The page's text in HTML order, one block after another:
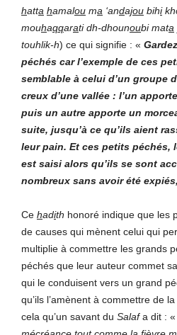
hatta hamalou ma ‘andajou bihi
mouhaqqarati dh-dhounoubi mata
touhlik-h) ce qui signifie : «
péchés car l’exemple de ces
semblable à celui d’un groupe
creux d’une vallée : l’un
puis un autre apporte un
suite, jusqu’à ce qu’ils aient
leur pain. Et ces petits péchés,
est saisi alors qu’ils se sont
nombreux sans avoir été
Ce hadith honoré indique que les
de causes qui mènent celui qui
multiplie à commettre les grands
péchés que leur auteur commet
qui le conduisent vers un grand
qu’ils l’amènent à commettre de
cela qu’un savant du Salafa dit : «